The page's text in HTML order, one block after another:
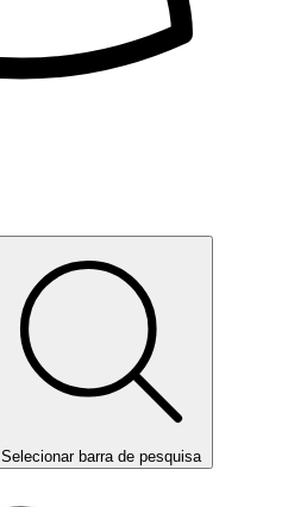
Selecionar barra de pesquisa